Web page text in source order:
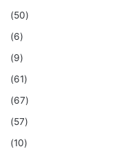
(50)
(6)
(9)
(61)
(67)
(57)
(10)